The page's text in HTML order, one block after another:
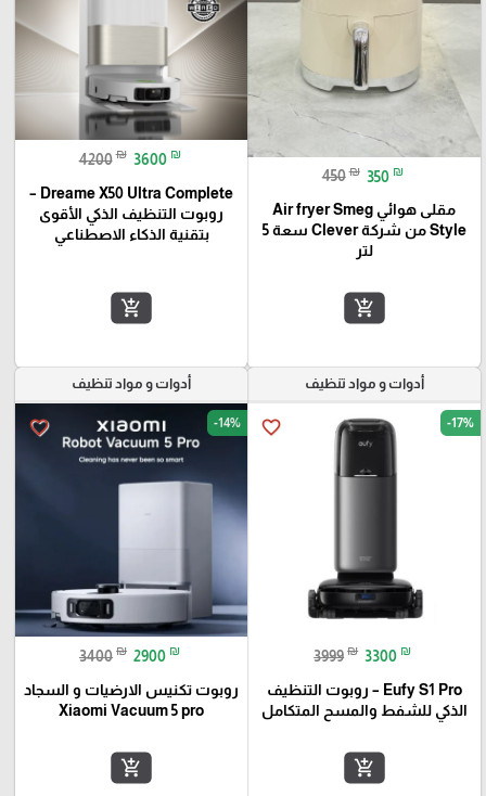
450 ₪ 350 ₪
مقلى هوائي Air fryer Smeg
Style من شركة Clever سعة 5
لتر
add_shopping_cart
4200 ₪ 3600 ₪
Dreame X50 Ultra Complete –
روبوت التنظيف الذكي الأقوى
بتقنية الذكاء الاصطناعي
add_shopping_cart
أدوات و مواد تنظيف
favorite_border -17%
3999 ₪ 3300 ₪
Eufy S1 Pro – روبوت التنظيف
الذكي للشفط والمسح المتكامل
add_shopping_cart
أدوات و مواد تنظيف
favorite_border -14%
3400 ₪ 2900 ₪
روبوت تكنيس الارضيات و السجاد
Xiaomi Vacuum 5 pro
add_shopping_cart